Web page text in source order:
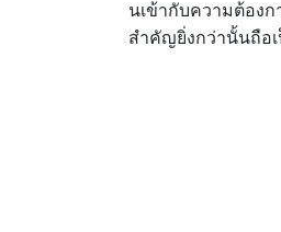
นเข้ากับความต้อง
สำคัญยิ่งกว่านั้นถือ